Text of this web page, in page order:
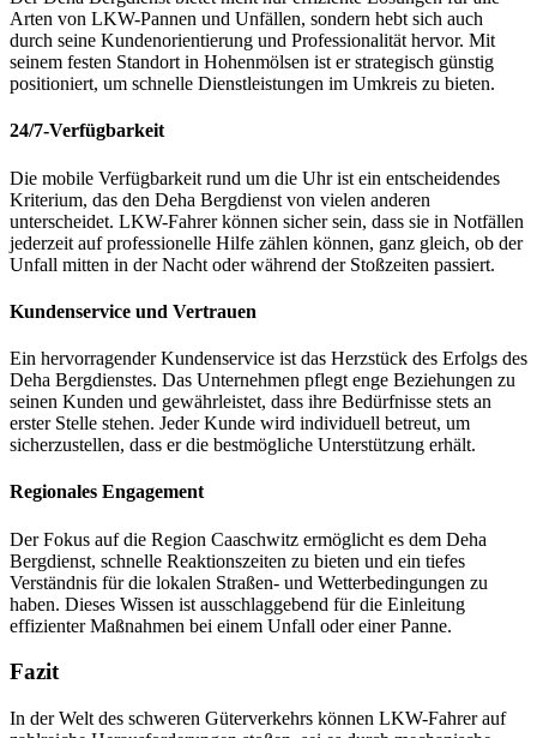
Arten von LKW-Pannen und Unfällen, sondern hebt sich auch
durch seine Kundenorientierung und Professionalität hervor. Mit
seinem festen Standort in Hohenmölsen ist er strategisch günstig
positioniert, um schnelle Dienstleistungen im Umkreis zu bieten.
24/7-Verfügbarkeit
Die mobile Verfügbarkeit rund um die Uhr ist ein entscheidendes
Kriterium, das den Deha Bergdienst von vielen anderen
unterscheidet. LKW-Fahrer können sicher sein, dass sie in Notfällen
jederzeit auf professionelle Hilfe zählen können, ganz gleich, ob der
Unfall mitten in der Nacht oder während der Stoßzeiten passiert.
Kundenservice und Vertrauen
Ein hervorragender Kundenservice ist das Herzstück des Erfolgs des
Deha Bergdienstes. Das Unternehmen pflegt enge Beziehungen zu
seinen Kunden und gewährleistet, dass ihre Bedürfnisse stets an
erster Stelle stehen. Jeder Kunde wird individuell betreut, um
sicherzustellen, dass er die bestmögliche Unterstützung erhält.
Regionales Engagement
Der Fokus auf die Region Caaschwitz ermöglicht es dem Deha
Bergdienst, schnelle Reaktionszeiten zu bieten und ein tiefes
Verständnis für die lokalen Straßen- und Wetterbedingungen zu
haben. Dieses Wissen ist ausschlaggebend für die Einleitung
effizienter Maßnahmen bei einem Unfall oder einer Panne.
Fazit
In der Welt des schweren Güterverkehrs können LKW-Fahrer auf